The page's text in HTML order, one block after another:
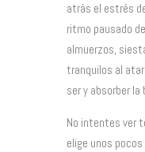
atrás el estrés
ritmo pausado
almuerzos,
tranquilos al
ser y absorber
No intentes ver
elige unos